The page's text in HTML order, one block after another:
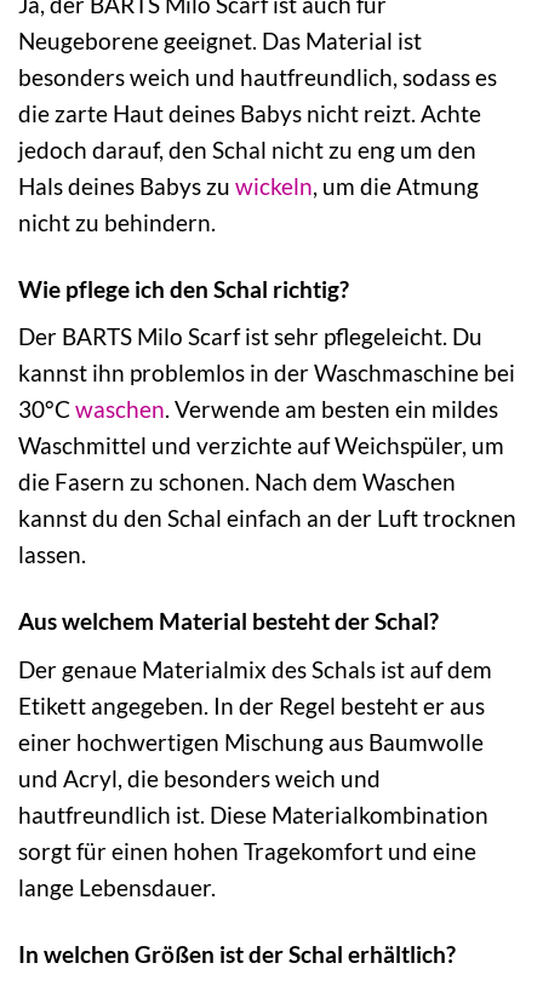
Neugeborene geeignet. Das Material ist
besonders weich und hautfreundlich, sodass es
die zarte Haut deines Babys nicht reizt. Achte
jedoch darauf, den Schal nicht zu eng um den
Hals deines Babys zu wickeln, um die Atmung
nicht zu behindern.
Wie pflege ich den Schal richtig?
Der BARTS Milo Scarf ist sehr pflegeleicht. Du
kannst ihn problemlos in der Waschmaschine bei
30°C waschen. Verwende am besten ein mildes
Waschmittel und verzichte auf Weichspüler, um
die Fasern zu schonen. Nach dem Waschen
kannst du den Schal einfach an der Luft trocknen
lassen.
Aus welchem Material besteht der Schal?
Der genaue Materialmix des Schals ist auf dem
Etikett angegeben. In der Regel besteht er aus
einer hochwertigen Mischung aus Baumwolle
und Acryl, die besonders weich und
hautfreundlich ist. Diese Materialkombination
sorgt für einen hohen Tragekomfort und eine
lange Lebensdauer.
In welchen Größen ist der Schal erhältlich?